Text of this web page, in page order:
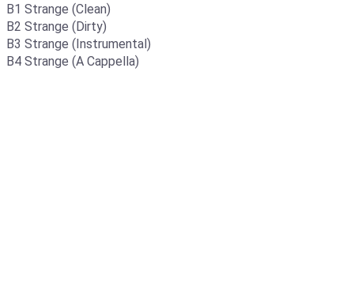
B1 Strange (Clean)
B2 Strange (Dirty)
B3 Strange (Instrumental)
B4 Strange (A Cappella)